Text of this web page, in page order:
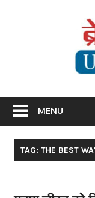
MENU
TAG: THE BEST